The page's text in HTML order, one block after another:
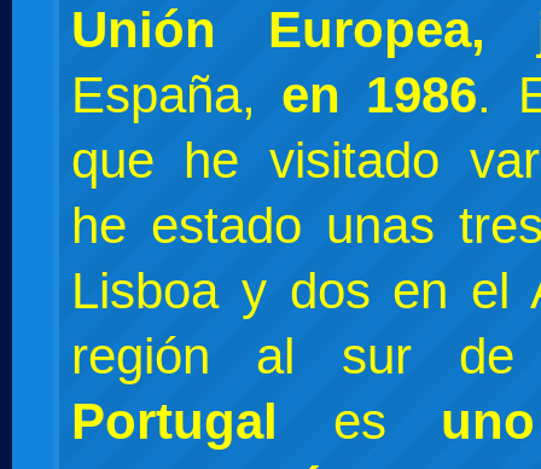
Unión Europea,
España, en 1986.
que he visitado
he estado unas
Lisboa y dos en el
región al sur de
Portugal es